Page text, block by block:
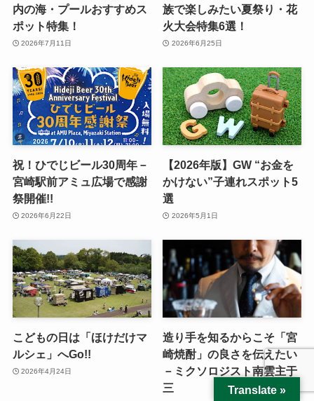
内の海・プールおすすめス
ポット特集！
2026年7月11日
族で楽しみたい夏祭り・花
火大会特集6選！
2026年6月25日
祝！ひでじビール30周年－
宮崎駅前アミュ広場で感謝
祭開催!!
2026年6月22日
【2026年版】GW “お金を
かけない”子連れスポット5
選
2026年5月1日
こどもの日は「ほけだけマ
ルシェ」へGo!!
2026年4月24日
造り手を知るからこそ「宮
崎焼酎」の良さを伝えたい
－ミクソロジスト南雲主于
三
Translate »